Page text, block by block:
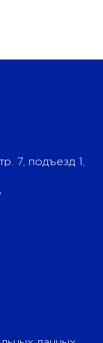
7, подъезд 1,